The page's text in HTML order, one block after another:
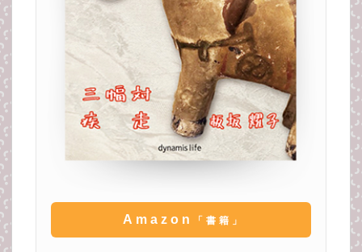
Amazon 「書籍」